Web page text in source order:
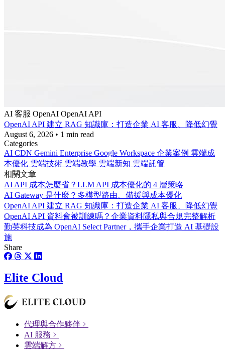
AI 客服 OpenAI OpenAI API
OpenAI API 建立 RAG 知識庫：打造企業 AI 客服、降低幻覺
August 6, 2026 • 1 min read
Categories
AI CDN Gemini Enterprise Google Workspace 企業案例 雲端成
本優化 雲端技術 雲端教學 雲端新知 雲端託管
相關文章
AI API 成本怎麼省？LLM API 成本優化的 4 層策略
AI Gateway 是什麼？多模型路由、備援與成本優化
OpenAI API 建立 RAG 知識庫：打造企業 AI 客服、降低幻覺
OpenAI API 資料會被訓練嗎？企業資料隱私與合規完整解析
勤英科技成為 OpenAI Select Partner，攜手企業打造 AI 基礎設
施
Share
Elite Cloud
代理與合作夥伴
AI 服務
雲端解方